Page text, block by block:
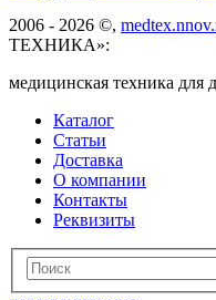
2006 - 2026 ©,
ТЕХНИКА»:
медицинская техника для
Каталог
Статьи
Доставка
О компании
Контакты
Реквизиты